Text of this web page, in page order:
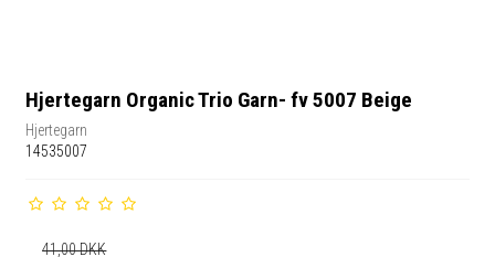
Hjertegarn Organic Trio Garn- fv 5007 Beige
Hjertegarn
14535007
41,00 DKK